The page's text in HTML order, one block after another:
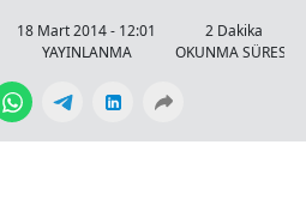
18 Mart 2014 - 12:01
YAYINLANMA
2 Dakika
OKUNMA SÜRESİ